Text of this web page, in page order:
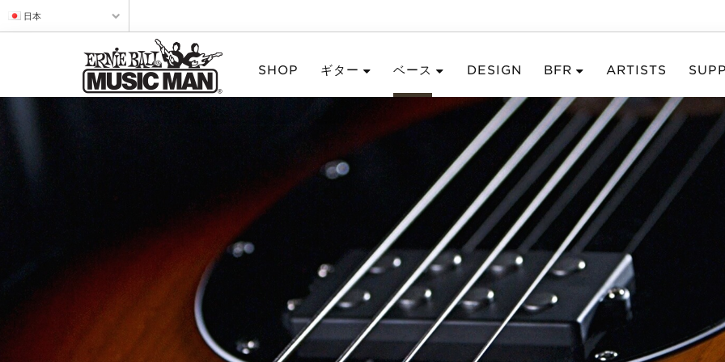
日本
SHOP ギター ベース DESIGN BFR ARTISTS